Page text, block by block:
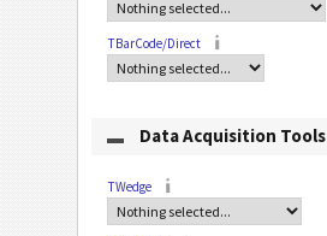
TBarCode/Direct
Data Acquisition Tools
TWedge